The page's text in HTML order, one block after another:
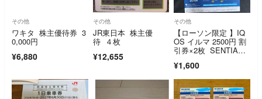
その他
ワキタ 株主優待券 3
0,000円
¥6,880
その他
JR東日本 株主優
待 ４枚
¥12,655
その他
【ローソン限定 】IQ
OS イルマ 2500円 割
引券×2枚 SENTIA引
¥1,600